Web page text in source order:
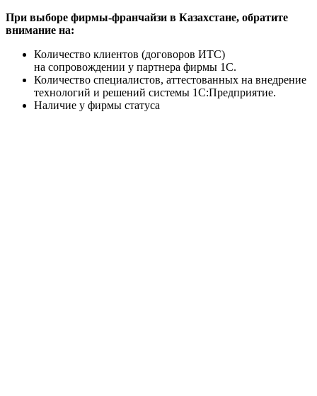
При выборе фирмы-франчайзи в Казахстане, обратите
внимание на:
Количество клиентов (договоров ИТС)
на сопровождении у партнера фирмы 1С.
Количество специалистов, аттестованных на внедрение
технологий и решений системы 1С:Предприятие.
Наличие у фирмы статуса